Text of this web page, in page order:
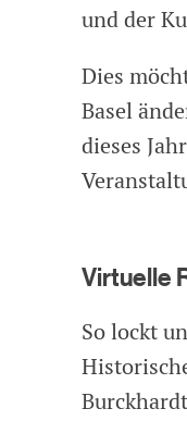
und der
Dies
Basel
dieses
Virtuelle
So lockt